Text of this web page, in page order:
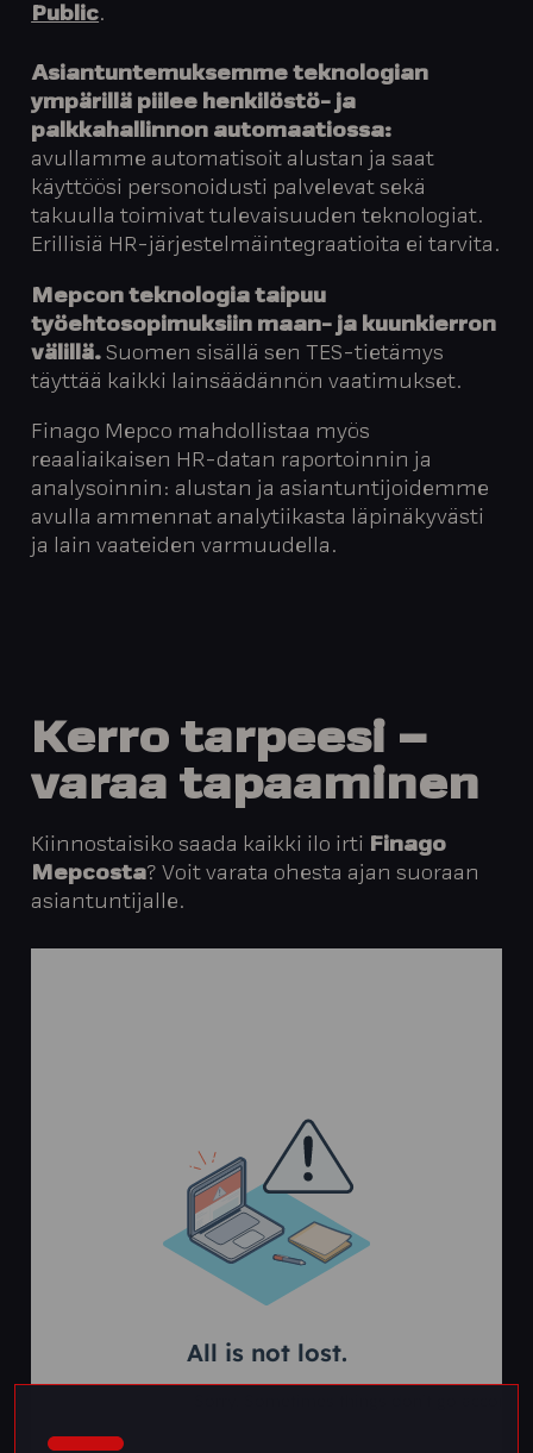
Public.
Asiantuntemuksemme teknologian
ympärillä piilee henkilöstö- ja
palkkahallinnon automaatiossa:
avullamme automatisoit alustan ja saat
käyttöösi personoidusti palvelevat sekä
takuulla toimivat tulevaisuuden teknologiat.
Erillisiä HR-järjestelmäintegraatioita ei tarvita.
Mepcon teknologia taipuu
työehtosopimuksiin maan- ja kuunkierron
välillä.Suomen sisällä sen TES-tietämys
täyttää kaikki lainsäädännön vaatimukset.
Finago Mepco mahdollistaa myös
reaaliaikaisen HR-datan raportoinnin ja
analysoinnin: alustan ja asiantuntijoidemme
avulla ammennat analytiikasta läpinäkyvästi
ja lain vaateiden varmuudella.
Kerro tarpeesi –
varaa tapaaminen
Kiinnostaisiko saada kaikki ilo irti
Finago
Mepcosta? Voit varata ohesta ajan suoraan
asiantuntijalle.